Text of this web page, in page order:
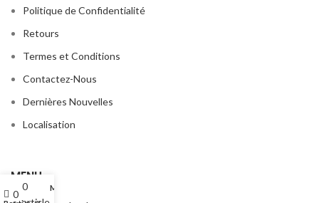
Politique de Confidentialité
Retours
Termes et Conditions
Contactez-Nous
Dernières Nouvelles
Localisation
MENU
0
0
Mon compte